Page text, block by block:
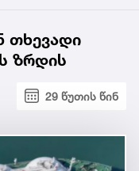
თხევადი
ზრდის
29 წუთის წინ